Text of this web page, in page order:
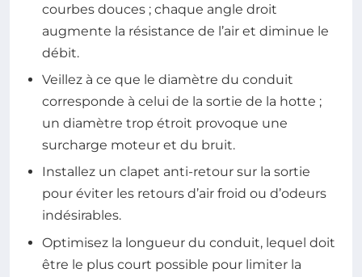
courbes douces ; chaque angle droit
augmente la résistance de l’air et diminue le
débit.
Veillez à ce que le diamètre du conduit
corresponde à celui de la sortie de la hotte ;
un diamètre trop étroit provoque une
surcharge moteur et du bruit.
Installez un clapet anti-retour sur la sortie
pour éviter les retours d’air froid ou d’odeurs
indésirables.
Optimisez la longueur du conduit, lequel doit
être le plus court possible pour limiter la